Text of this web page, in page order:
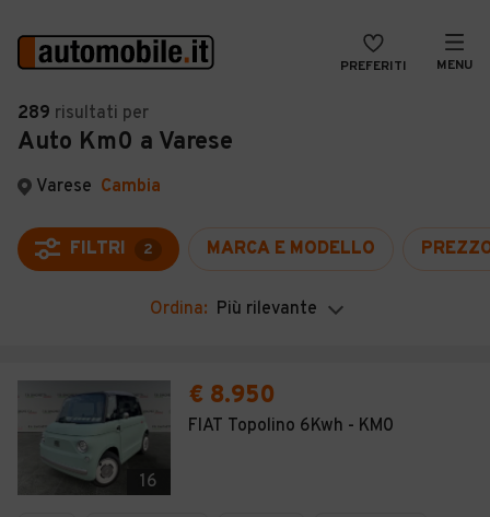
PREFERITI MENU
Auto
Auto usate
Auto Km 0
Auto Nuove
Noleggio a lungo termine
Camper
Veicoli Commerciali
VENDI
MAGAZINE
ACCEDI
289 risultati per
Auto Km0 a Varese
Varese Cambia
FILTRI 2 MARCA E MODELLO
Ordina: Più rilevante
16
€ 8.950
FIAT Topolino 6Kwh - KM0